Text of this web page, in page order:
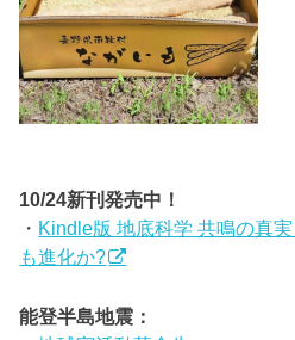
10/24新刊発売中！
・ Kindle版 地底科学 共鳴の真
も進化か?
能登半島地震：